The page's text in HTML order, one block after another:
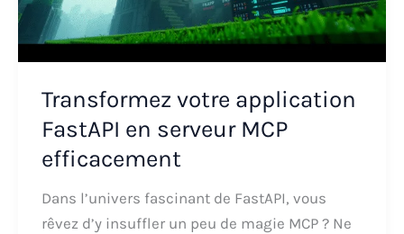
Transformez votre application
FastAPI en serveur MCP
efficacement
Dans l’univers fascinant de FastAPI, vous
rêvez d’y insuffler un peu de magie MCP ? Ne